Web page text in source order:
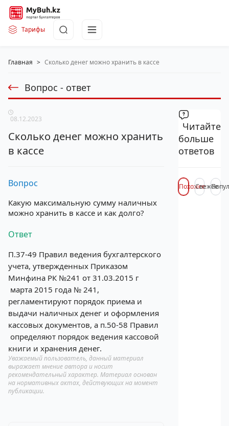
Тарифы
Главная > Сколько денег можно хранить в кассе
Вопрос - ответ
08.12.2023
Сколько денег можно хранить
в кассе
Вопрос
Какую максимальную сумму наличных
можно хранить в кассе и как долго?
Ответ
П.37-49 Правил ведения бухгалтерского
учета, утвержденных Приказом
Минфина РК №241 от 31.03.2015 г
марта 2015 года № 241,
регламентируют порядок приема и
выдачи наличных денег и оформления
кассовых документов, а п.50-58 Правил
определяют порядок ведения кассовой
книги и хранения денег.
Уважаемый пользователь, данный материал
выражает мнение автора и носит
рекомендательный характер. Материал основан
на нормативных актах, действующих на момент
публикации.
Читайте
больше
ответов
ПохожееСвежее